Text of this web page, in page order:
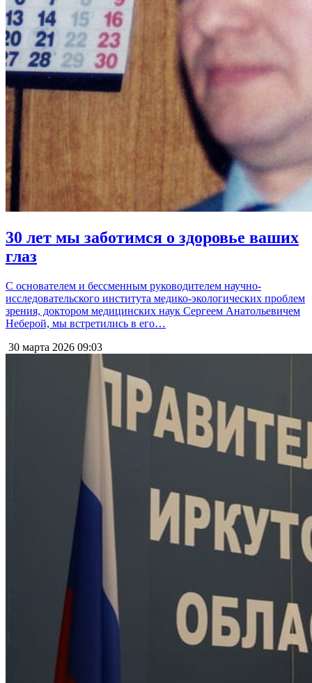
30 лет мы заботимся о здоровье ваших
глаз
С основателем и бессменным руководителем научно-
исследовательского института медико-экологических проблем
зрения, доктором медицинских наук Сергеем Анатольевичем
Неберой, мы встретились в его…
30 марта 2026 09:03